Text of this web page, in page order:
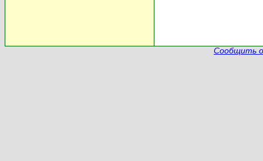
Сообщить о